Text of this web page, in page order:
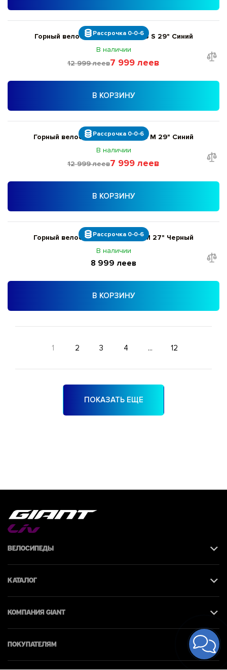
Рассрочка 0-0-6
Горный велосипед Giant Talon 5 S 29" Синий
В наличии
12 999 леев7 999 леев
В КОРЗИНУ
Рассрочка 0-0-6
Горный велосипед Giant Talon 5 M 29" Синий
В наличии
12 999 леев7 999 леев
В КОРЗИНУ
Рассрочка 0-0-6
Горный велосипед Liv Tempt 4 M 27" Черный
В наличии
8 999 леев
В КОРЗИНУ
1 2 3 4 ... 12
ПОКАЗАТЬ ЕЩЕ
Велосипеды
Каталог
КОМПАНИЯ giant
Покупателям